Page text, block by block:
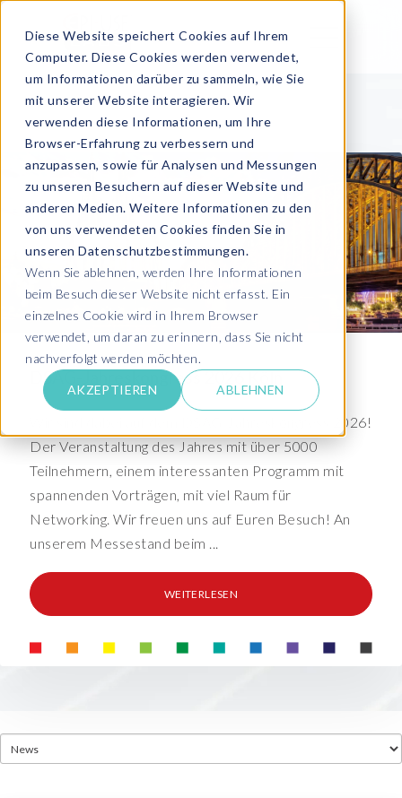
Diese Website speichert Cookies auf Ihrem
Computer. Diese Cookies werden verwendet,
um Informationen darüber zu sammeln, wie Sie
mit unserer Website interagieren. Wir
verwenden diese Informationen, um Ihre
Browser-Erfahrung zu verbessern und
anzupassen, sowie für Analysen und Messungen
zu unseren Besuchern auf dieser Website und
anderen Medien. Weitere Informationen zu den
von uns verwendeten Cookies finden Sie in
unseren Datenschutzbestimmungen.
Wenn Sie ablehnen, werden Ihre Informationen
beim Besuch dieser Website nicht erfasst. Ein
einzelnes Cookie wird in Ihrem Browser
verwendet, um daran zu erinnern, dass Sie nicht
nachverfolgt werden möchten.
AKZEPTIEREN ABLEHNEN
DSAG-Jahreskongress 2026 Köln
Wir sind dabei auf dem DSAG-Jahreskongress 2026!
Der Veranstaltung des Jahres mit über 5000
Teilnehmern, einem interessanten Programm mit
spannenden Vorträgen, mit viel Raum für
Networking. Wir freuen uns auf Euren Besuch! An
unserem Messestand beim ...
WEITERLESEN